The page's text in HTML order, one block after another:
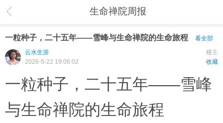
生命禅院周报
一粒种子，二十五年——雪峰与生命禅院的生命旅程
看全部
楼主
云水生涯
收藏
2026-5-22 19:06:02
一粒种子，二十五年——雪峰
与生命禅院的生命旅程